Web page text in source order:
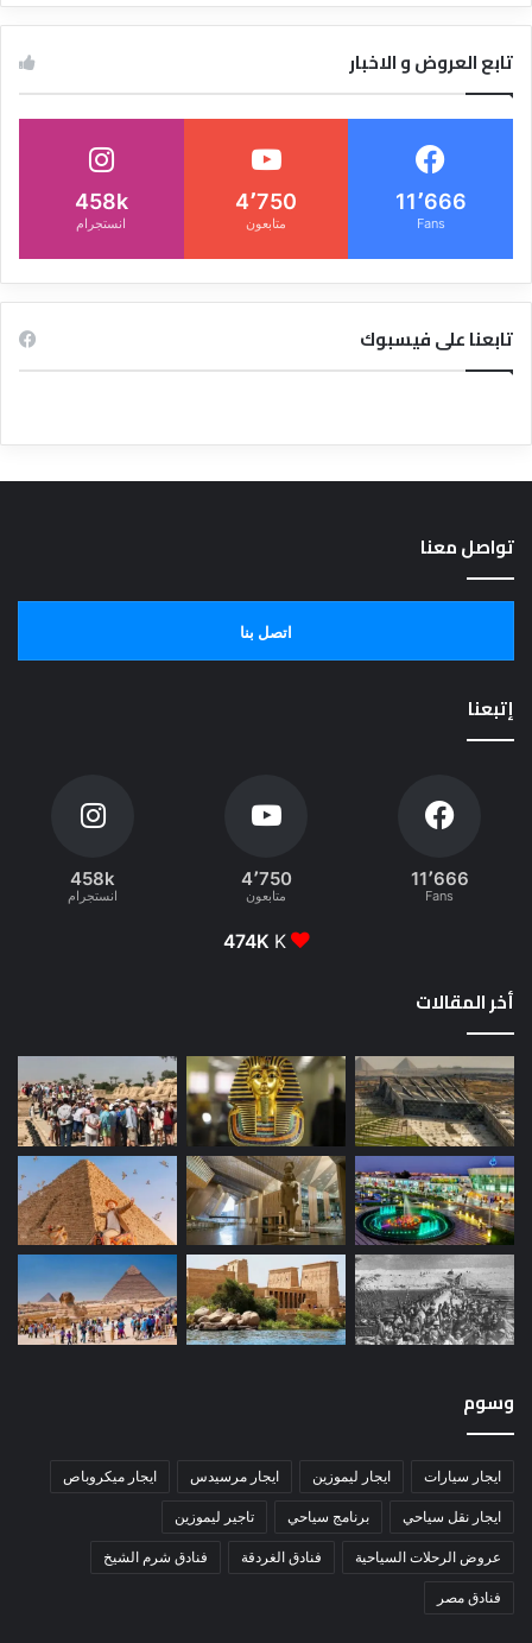
تابع العروض و الاخبار
11٬666
Fans
4٬750
متابعون
458k
انستجرام
تابعنا على فيسبوك
تواصل معنا
اتصل بنا
إتبعنا
11٬666
Fans
4٬750
متابعون
458k
انستجرام
474K K
أخر المقالات
وسوم
ايجار سيارات ايجار ليموزين ايجار مرسيدس ايجار ميكروباص
ايجار نقل سياحي برنامج سياحي تاجير ليموزين
عروض الرحلات السياحية فنادق الغردقة فنادق شرم الشيخ
فنادق مصر